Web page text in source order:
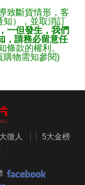
致斷貨情形，客
知），並取消訂
一但發生，我們
，請務必留意任
條款的權利。
購物需知參閱)
徵人
5大金榜